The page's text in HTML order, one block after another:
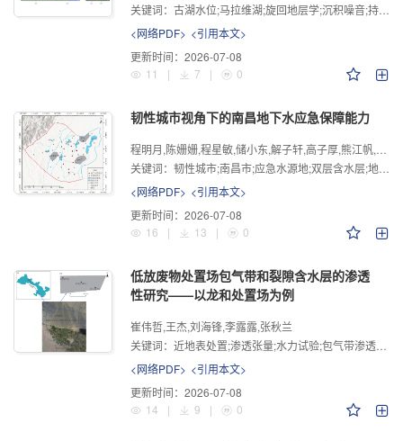
关键词： 古湖水位;马拉维湖;旋回地层学;沉积噪音;持续时间
<网络PDF> <引用本文>
更新时间： 2026-07-08
11
| 7 | 0
韧性城市视角下的南昌地下水应急保障能力
关键词： 韧性城市;南昌市;应急水源地;双层含水层;地下水数值模拟
<网络PDF> <引用本文>
更新时间： 2026-07-08
16
| 13 | 0
低放废物处置场包气带和裂隙含水层的渗透
性研究——以龙和处置场为例
崔伟哲,王杰,刘海锋,李露露,张秋兰
关键词： 近地表处置;渗透张量;水力试验;包气带渗透性;裂隙岩体渗透性
<网络PDF> <引用本文>
更新时间： 2026-07-08
14
| 9 | 0